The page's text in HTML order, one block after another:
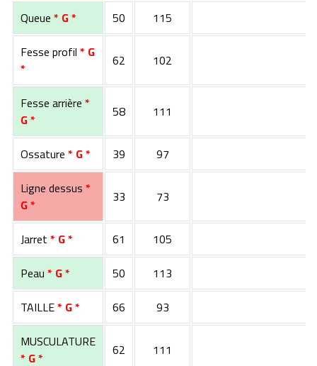
Queue * G * 50
115
Fesse profil * G
*
62 102
Fesse arrière *
G *
58 111
Ossature * G * 39
97
Ligne dessus *
G *
33 73
Jarret * G * 61
105
Peau * G * 50
113
TAILLE* G * 66
93
MUSCULATURE
* G *
62 111